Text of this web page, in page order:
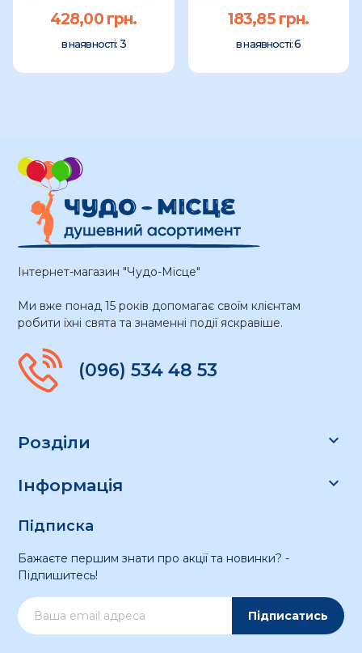
428,00 грн.
в наявності: 3
183,85 грн.
в наявності:6
Інтернет-магазин "Чудо-Місце"
Ми вже понад 15 років допомагає своїм клієнтам
робити їхні свята та знаменні події яскравіше.
(096) 534 48 53
Розділи 
Інформація 
Підписка
Бажаєте першим знати про акції та новинки? -
Підпишитесь!
Підписатись